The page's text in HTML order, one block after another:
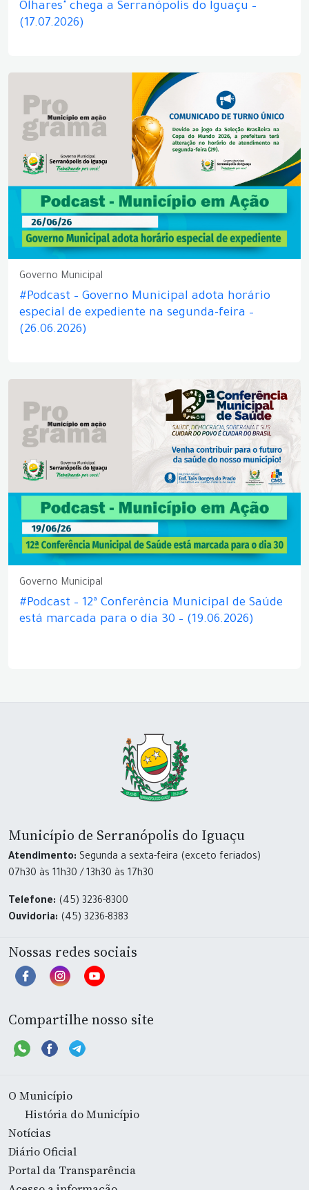
Olhares" chega a Serranópolis do Iguaçu –
(17.07.2026)
Governo Municipal
#Podcast – Governo Municipal adota horário
especial de expediente na segunda-feira –
(26.06.2026)
Governo Municipal
#Podcast – 12ª Conferência Municipal de Saúde
está marcada para o dia 30 – (19.06.2026)
Município de Serranópolis do Iguaçu
Atendimento: Segunda a sexta-feira (exceto feriados)
07h30 às 11h30 / 13h30 às 17h30
Telefone: (45) 3236-8300
Ouvidoria: (45) 3236-8383
Nossas redes sociais
Compartilhe nosso site
O Município
História do Município
Notícias
Diário Oficial
Portal da Transparência